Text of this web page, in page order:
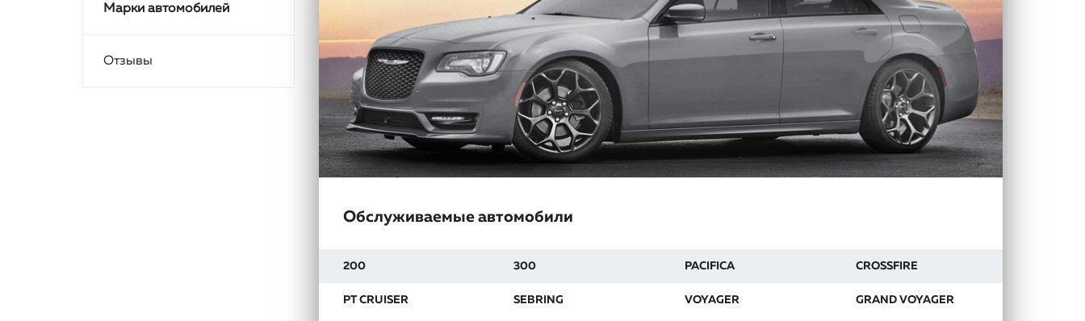
Марки автомобилей
Отзывы
Обслуживаемые автомобили
200 300 PACIFICA CROSSFIRE
PT CRUISER SEBRING VOYAGER GRAND VOYAGER